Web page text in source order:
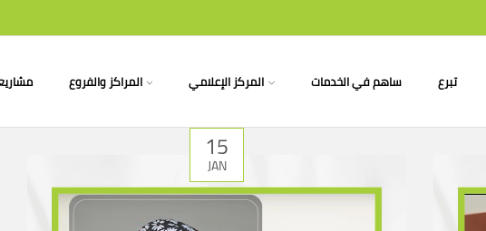
المراكز والفروع المركز الإعلامي ساهم في الخدمات تبرع
15
JAN